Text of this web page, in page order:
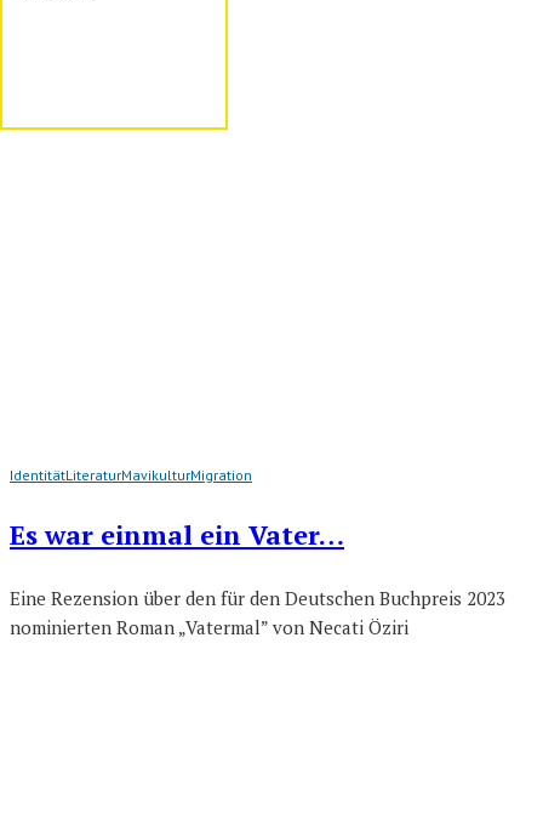
IdentitätLiteraturMavikulturMigration
Es war einmal ein Vater…
Eine Rezension über den für den Deutschen Buchpreis 2023
nominierten Roman „Vatermal” von Necati Öziri